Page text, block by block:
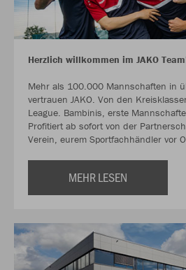
Herzlich willkommen im JAKO
Mehr als 100.000 Mannschaften in
vertrauen JAKO. Von den
League. Bambinis, erste
Profitiert ab sofort von der
Verein, eurem Sportfachhändler vor
MEHR LESEN